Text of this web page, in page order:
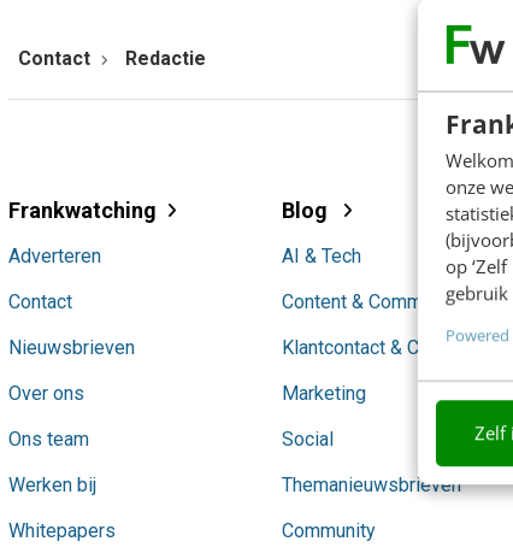
onze
op
gebruik
Zelf
Contact Redactie
Frankwatching
Adverteren
Contact
Nieuwsbrieven
Over ons
Ons team
Werken bij
Whitepapers
Blog
AI & Tech
Content & Communicatie
Klantcontact & CX
Marketing
Social
Themanieuwsbrieven
Community